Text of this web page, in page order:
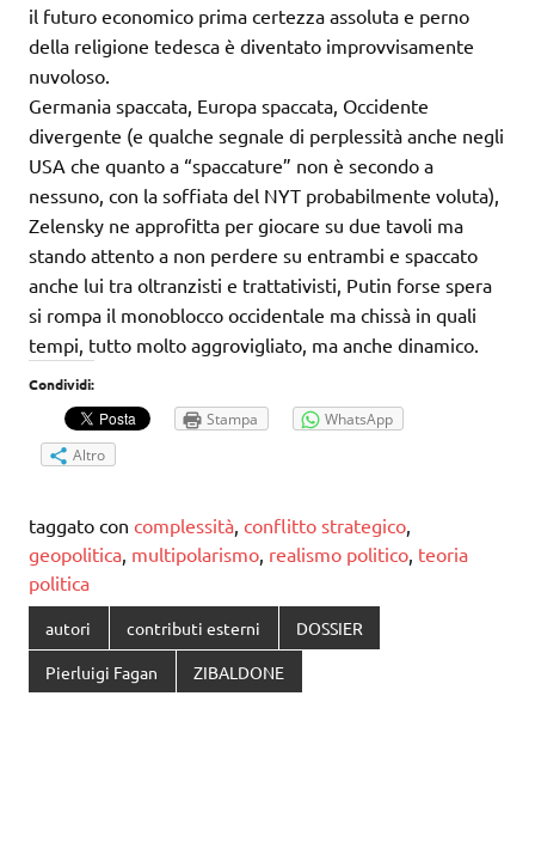
il futuro economico prima certezza assoluta e perno
della religione tedesca è diventato improvvisamente
nuvoloso.
Germania spaccata, Europa spaccata, Occidente
divergente (e qualche segnale di perplessità anche negli
USA che quanto a “spaccature” non è secondo a
nessuno, con la soffiata del NYT probabilmente voluta),
Zelensky ne approfitta per giocare su due tavoli ma
stando attento a non perdere su entrambi e spaccato
anche lui tra oltranzisti e trattativisti, Putin forse spera
si rompa il monoblocco occidentale ma chissà in quali
tempi, tutto molto aggrovigliato, ma anche dinamico.
Condividi:
Stampa
WhatsApp
Altro
taggato con complessità, conflitto strategico,
geopolitica, multipolarismo, realismo politico, teoria
politica
autori contributi esterni DOSSIER
Pierluigi Fagan ZIBALDONE